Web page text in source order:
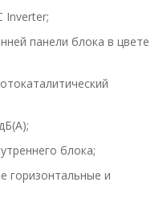
Inverter;
панели блока в цвете
блока;
горизонтальные и